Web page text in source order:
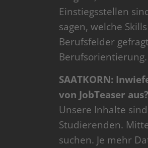
Einstiegsstellen
sagen, welche
Berufsfelder
Berufsorientierung.
SAATKORN:
von JobTeaser aus?
Unsere Inhalte
Studierenden.
suchen. Je mehr